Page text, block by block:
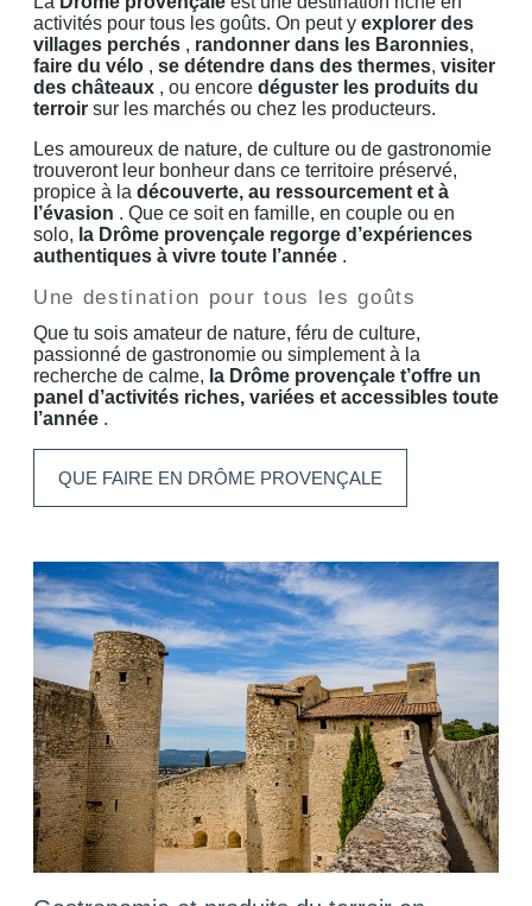
activités pour tous les goûts. On peut y explorer des
villages perchés , randonner dans les Baronnies,
faire du vélo , se détendre dans des thermes, visiter
des châteaux , ou encore déguster les produits du
terroirsur les marchés ou chez les producteurs.
Les amoureux de nature, de culture ou de gastronomie
trouveront leur bonheur dans ce territoire préservé,
propice à la découverte, au ressourcement et à
l’évasion . Que ce soit en famille, en couple ou en
solo, la Drôme provençale regorge d’expériences
authentiques à vivre toute l’année .
Une destination pour tous les goûts
Que tu sois amateur de nature, féru de culture,
passionné de gastronomie ou simplement à la
recherche de calme, la Drôme provençale t’offre un
panel d’activités riches, variées et accessibles toute
l’année .
QUE FAIRE EN DRÔME PROVENÇALE